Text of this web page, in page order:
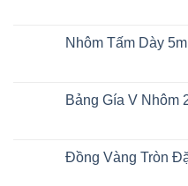
A1050
Khổ
luận
ở
Có
Sẵn
Nhôm Tấm Dày
luận
ở
5mm
A1050
Bảng Gía V Nhôm
luận
ở
Đồng Vàng Tròn